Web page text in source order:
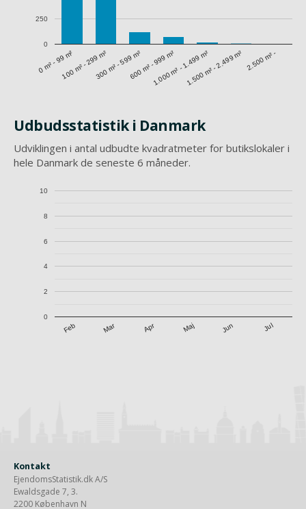
0 m² - 99 m²100 m² - 299 m²300 m² - 599 m²600 m² - 999 m²1.000 m² - 1.499 m²1.500 m² - 2.499 m² 2.500 m² -
0
250
Udbudsstatistik i Danmark
Udviklingen i antal udbudte kvadratmeter for butikslokaler i
hele Danmark de seneste 6 måneder.
Feb Mar Apr Maj Jun Jul
0
2
4
6
8
10
Kontakt
EjendomsStatistik.dk A/S
Ewaldsgade 7, 3.
2200 København N